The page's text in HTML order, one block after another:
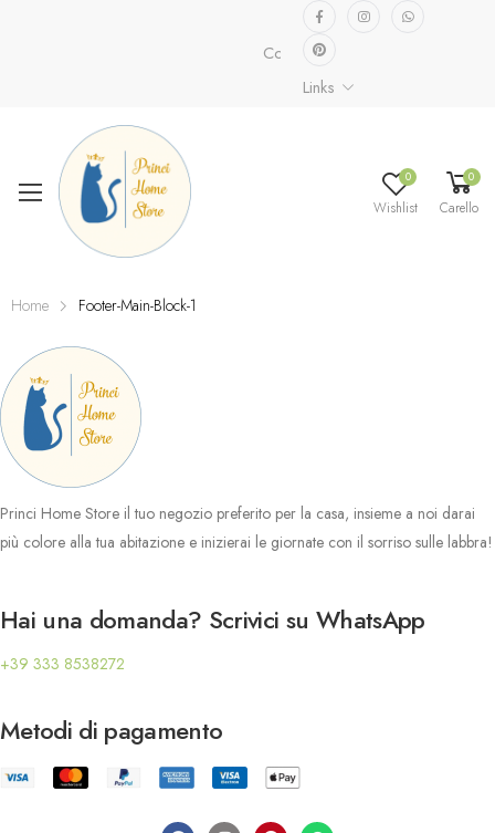
Collezione speciale già
Links
0
Wishlist
0
Carello
Home Footer-Main-Block-1
Princi Home Store il tuo negozio preferito per la casa, insieme a noi darai
più colore alla tua abitazione e inizierai le giornate con il sorriso sulle labbra!
Hai una domanda? Scrivici su WhatsApp
+39 333 8538272
Metodi di pagamento